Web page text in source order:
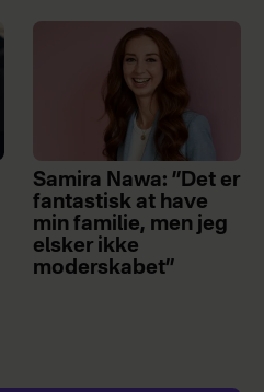
Samira Nawa: ”Det er
fantastisk at have
min familie, men jeg
elsker ikke
moderskabet”